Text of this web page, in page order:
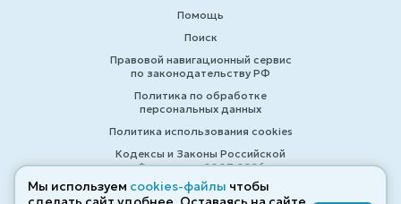
Помощь
Поиск
Правовой навигационный сервис
по законодательству РФ
Политика по обработке
персональных данных
Политика использования cookies
Кодексы и Законы Российской
Федерации 2007-2026
Мы используем cookies-файлы чтобы